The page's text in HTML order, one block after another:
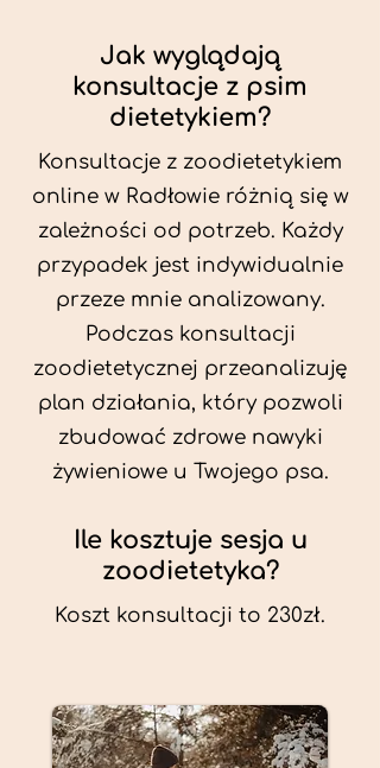
Jak wyglądają
konsultacje z psim
dietetykiem?
Konsultacje z zoodietetykiem
online w Radłowie różnią się w
zależności od potrzeb. Każdy
przypadek jest indywidualnie
przeze mnie analizowany.
Podczas konsultacji
zoodietetycznej przeanalizuję
plan działania, który pozwoli
zbudować zdrowe nawyki
żywieniowe u Twojego psa.
Ile kosztuje sesja u
zoodietetyka?
Koszt konsultacji to 230zł.